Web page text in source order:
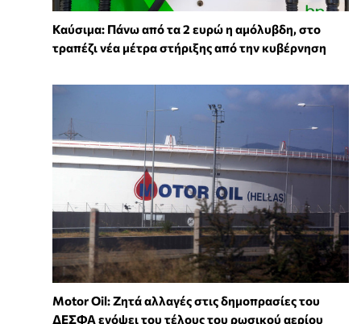
Καύσιμα: Πάνω από τα 2 ευρώ η αμόλυβδη, στο
τραπέζι νέα μέτρα στήριξης από την κυβέρνηση
Motor Oil: Ζητά αλλαγές στις δημοπρασίες του
ΔΕΣΦΑ ενόψει του τέλους του ρωσικού αερίου